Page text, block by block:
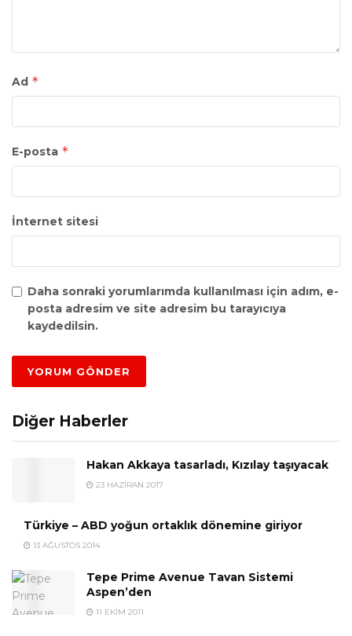
Ad *
E-posta *
İnternet sitesi
Daha sonraki yorumlarımda kullanılması için adım, e-
posta adresim ve site adresim bu tarayıcıya
kaydedilsin.
Diğer Haberler
Hakan Akkaya tasarladı, Kızılay taşıyacak
23 HAZIRAN 2017
Türkiye – ABD yoğun ortaklık dönemine giriyor
13 AĞUSTOS 2014
Tepe Prime Avenue Tavan Sistemi
Aspen’den
11 EKIM 2011